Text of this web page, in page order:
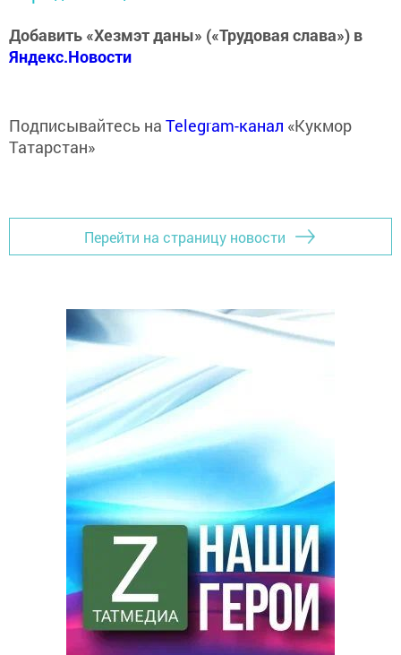
Добавить «Хезмэт даны» («Трудовая слава») в
Яндекс.Новости
Подписывайтесь на Telegram-канал «Кукмор
Татарстан»
Перейти на страницу новости